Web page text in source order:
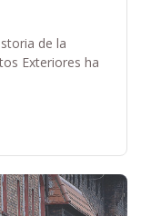
de la
Exteriores ha